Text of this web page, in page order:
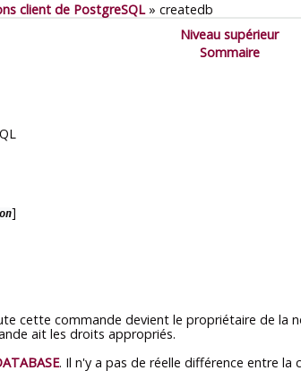
client de PostgreSQL» createdb
Niveau supérieur
Sommaire
]
cette commande devient le propriétaire de
ait les droits appropriés.
. Il n'y a pas de réelle différence entre